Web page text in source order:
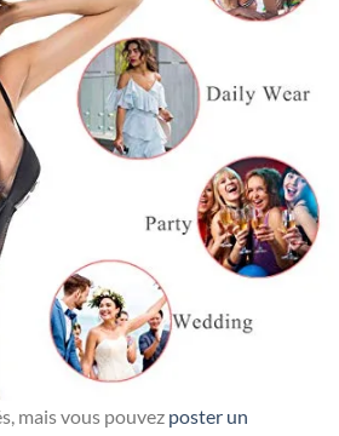
mais vous pouvez poster un